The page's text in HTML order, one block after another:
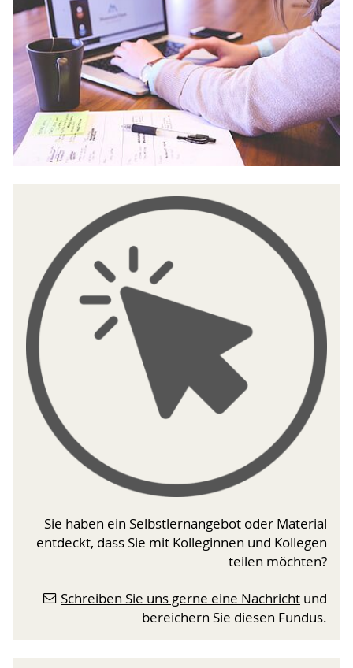
Sie haben ein Selbstlernangebot oder Material
entdeckt, dass Sie mit Kolleginnen und Kollegen
teilen möchten?
Schreiben Sie uns gerne eine Nachricht und
bereichern Sie diesen Fundus.